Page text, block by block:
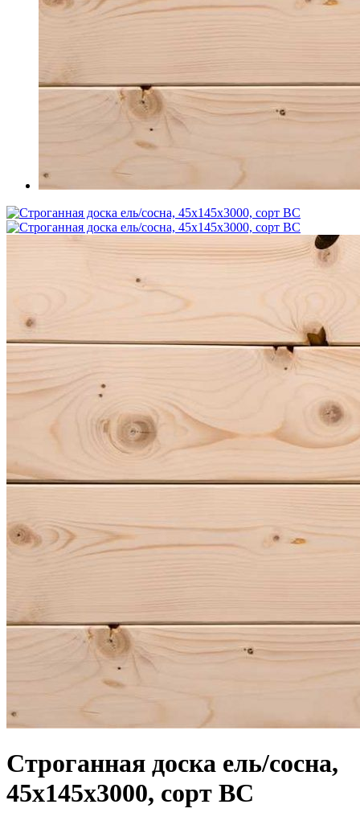
Строганная доска ель/сосна,
45х145х3000, сорт ВС